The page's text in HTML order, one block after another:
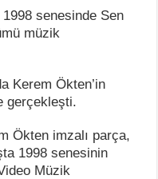
senesinde Sen
müzik
Kerem Ökten’in
gerçekleşti.
Ökten imzalı parça,
1998 senesinin
Müzik